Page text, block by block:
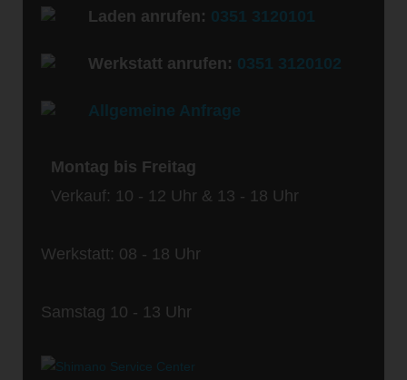
Laden anrufen: 0351 3120101
Werkstatt anrufen: 0351 3120102
Allgemeine Anfrage
Montag bis Freitag
Verkauf: 10 - 12 Uhr & 13 - 18 Uhr
Werkstatt: 08 - 18 Uhr
Samstag 10 - 13 Uhr